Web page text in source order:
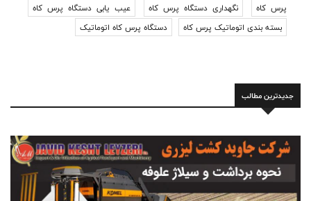
پرس کاه
نگهداری دستگاه پرس کاه
عیب یابی دستگاه پرس کاه
بسته بندی اتوماتیک پرس کاه
دستگاه پرس کاه اتوماتیک
جدیدترین مطالب